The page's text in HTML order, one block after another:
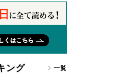
ング 一覧